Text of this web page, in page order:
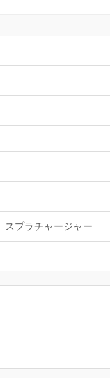
スプラチャージャー